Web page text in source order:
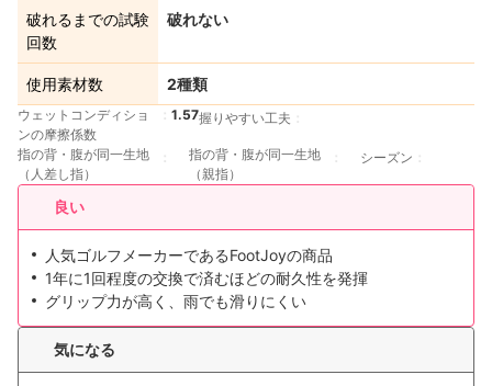
破れるまでの試験
回数
破れない
使用素材数 2種類
ウェットコンディショ
ンの摩擦係数
1.57握りやすい工夫
指の背・腹が同一生地
（人差し指）
指の背・腹が同一生地
（親指）
シーズン
良い
人気ゴルフメーカーであるFootJoyの商品
1年に1回程度の交換で済むほどの耐久性を発揮
グリップ力が高く、雨でも滑りにくい
気になる